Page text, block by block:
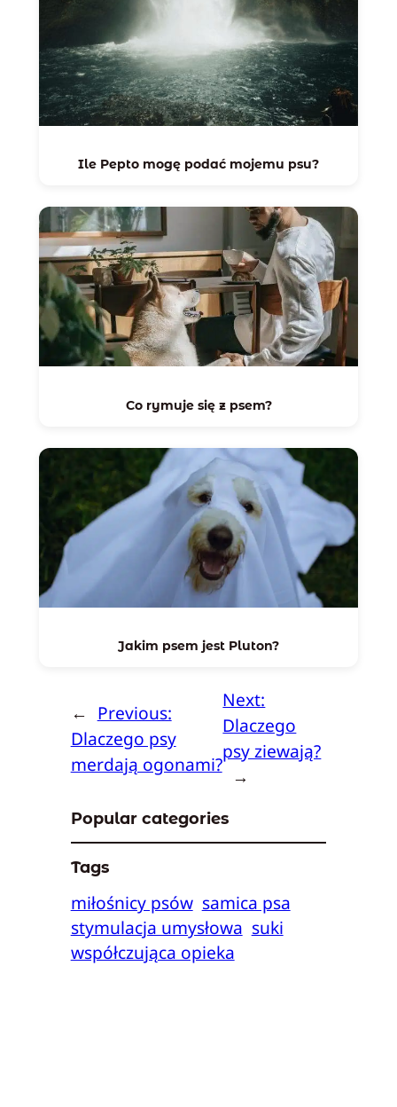
Ile Pepto mogę podać mojemu psu?
Co rymuje się z psem?
Jakim psem jest Pluton?
← Previous:
Dlaczego psy
merdają ogonami?
Next:
Dlaczego
psy ziewają?
→
Popular categories
Tags
miłośnicy psów samica psa
stymulacja umysłowa suki
współczująca opieka